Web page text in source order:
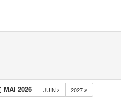
MAI 2026 JUIN 2027